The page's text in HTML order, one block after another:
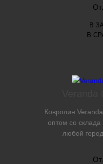
В
В
Ковролин
оптом со
любой